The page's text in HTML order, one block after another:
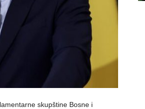
skupštine Bosne i